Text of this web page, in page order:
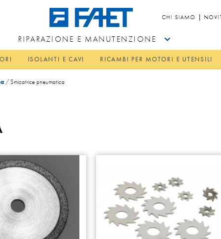
CHI SIAMO
RIPARAZIONE E MANUTENZIONE
ISOLANTI E CAVI RICAMBI PER MOTORI E UTENSILI
/Smicatrice pneumatica